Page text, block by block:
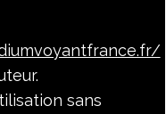
sans